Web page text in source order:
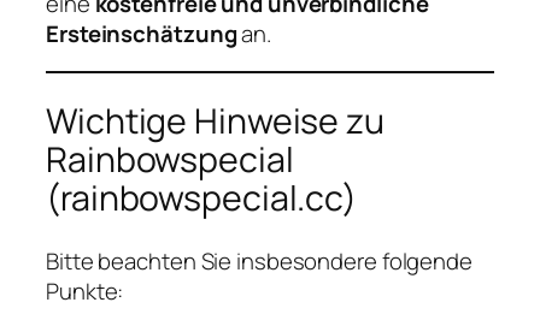
Ersteinschätzungan.
Wichtige Hinweise zu
Rainbowspecial
(rainbowspecial.cc)
Bitte beachten Sie insbesondere folgende
Punkte: